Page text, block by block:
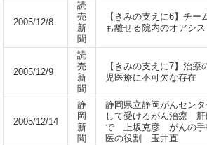
2005/12/8
読
売
新
聞
【きみの支えに6】チ
も離せる院内のオアシス
2005/12/9
読
売
新
聞
【きみの支えに7】治
児医療に不可欠な存在
2005/12/14
静
岡
新
聞
静岡県立静岡がんセン
して受けるがん治療
で 上坂克彦 がんの手
医の役割 玉井直